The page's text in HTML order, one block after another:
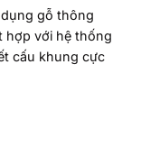
gỗ thông
hợp với hệ thống
cấu khung cực